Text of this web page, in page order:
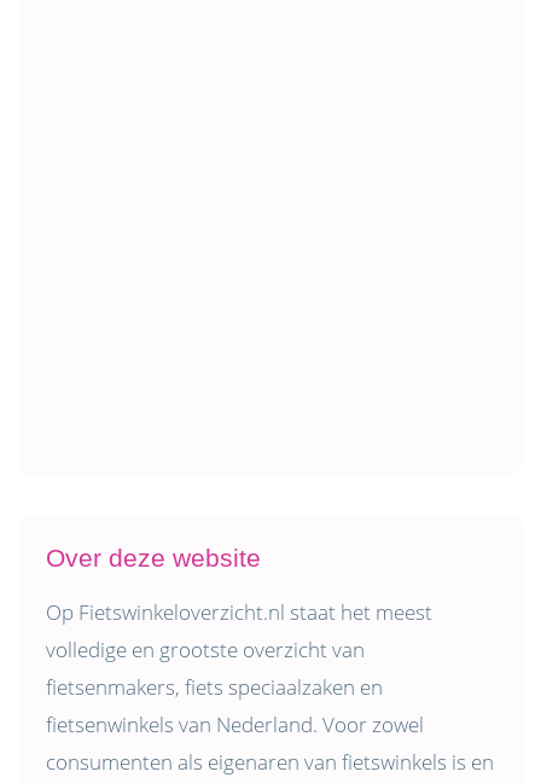
Over deze website
Op Fietswinkeloverzicht.nl staat het meest
volledige en grootste overzicht van
fietsenmakers, fiets speciaalzaken en
fietsenwinkels van Nederland. Voor zowel
consumenten als eigenaren van fietswinkels is en